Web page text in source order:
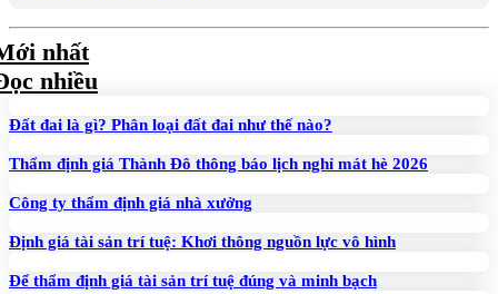
nhất
nhiều
Đất đai là gì? Phân loại đất đai như thế nào?
Thẩm định giá Thành Đô thông báo lịch nghỉ mát hè 2026
Công ty thẩm định giá nhà xưởng
Định giá tài sản trí tuệ: Khơi thông nguồn lực vô hình
Để thẩm định giá tài sản trí tuệ đúng và minh bạch